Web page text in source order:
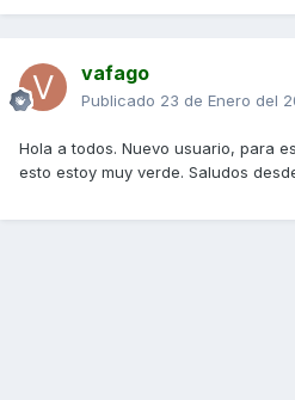
vafago
Publicado 23 de Enero del
Hola a todos. Nuevo usuario, para
esto estoy muy verde. Saludos